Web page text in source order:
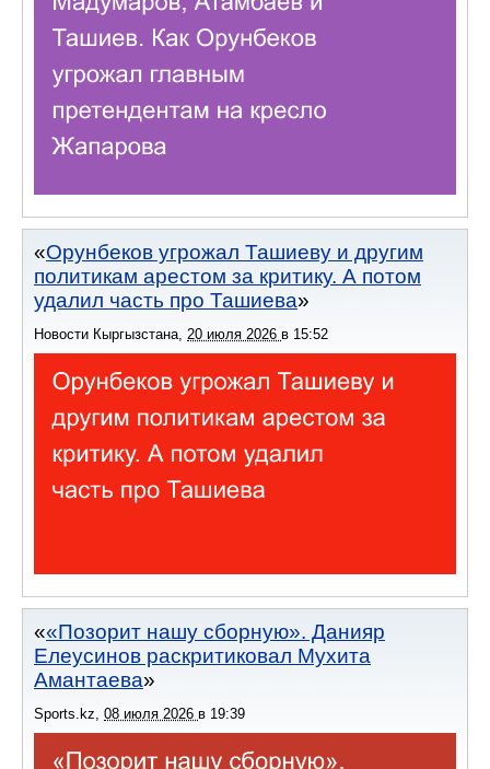
Орунбеков угрожал Ташиеву и другим
политикам арестом за критику. А потом
удалил часть про Ташиева
Новости Кыргызстана 20 июля 2026 в 15:52
«Позорит нашу сборную». Данияр
Елеусинов раскритиковал Мухита
Амантаева
Sports.kz 08 июля 2026 в 19:39